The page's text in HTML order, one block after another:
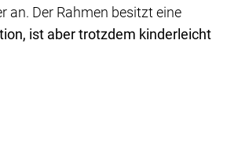
an. Der Rahmen besitzt eine
ist aber trotzdem kinderleicht